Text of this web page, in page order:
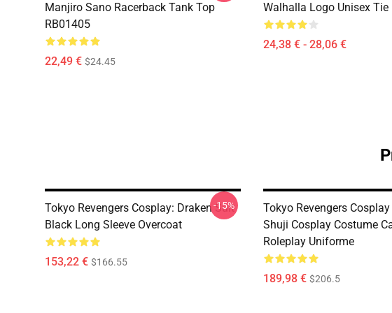
Manjiro Sano Racerback Tank Top
RB01405
22,49 € $24.45
Walhalla Logo Unisex Tie
24,38 € - 28,06 €
Tokyo Revengers Cosplay: Draken Suit
Black Long Sleeve Overcoat
153,22 € $166.55
-15%
Tokyo Revengers
Shuji Cosplay Costume
Roleplay Uniforme
189,98 € $206.5